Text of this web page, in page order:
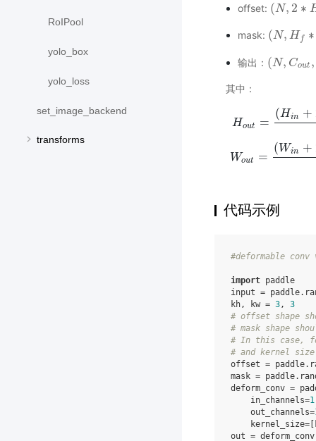
RoIPool
yolo_box
yolo_loss
set_image_backend
transforms
offset: (N, 2 ∗
(N,2 ∗ Hf
mask: (N, H f ∗
(N,H f∗Wf,
输出： (N, Cout ,
(N,C out,H
其中：
Hout =
(Hin +
Wout =
(Win +
+2∗
代码示例
#deformable conv
import paddle
input = paddle.
kh, kw = 3,
3
# offset shape
# mask shape
# In this case,
# and kernel
offset = paddle.
mask = paddle.
deform_conv =
in_channels=1
out_channels=
kernel_size=
out = deform_conv